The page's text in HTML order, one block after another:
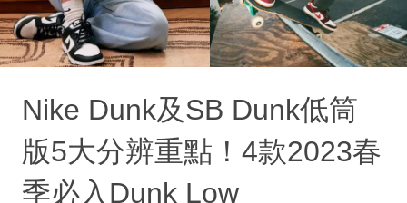
Nike Dunk及SB Dunk低筒
版5大分辨重點！4款2023春
季必入Dunk Low